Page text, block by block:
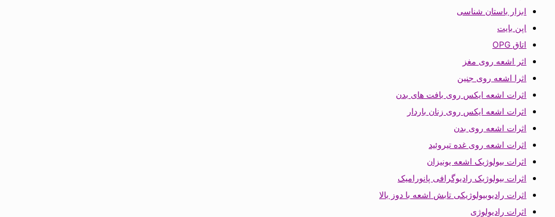
ابزار باستان شناسی
اپن بایت
اتاق OPG
اثر اشعه روی مغز
اثرا اشعه روی جنین
اثرات اشعه ایکس روی بافت های بدن
اثرات اشعه ایکس روی زنان باردار
اثرات اشعه روی بدن
اثرات اشعه روی غده تیروئید
اثرات بیولوژیک اشعه یونیزان
اثرات بیولوژیک رادیوگرافی پانورامیک
اثرات رادیوبیولوژیکی تابش اشعه با دوز بالا
اثرات رادیولوژی